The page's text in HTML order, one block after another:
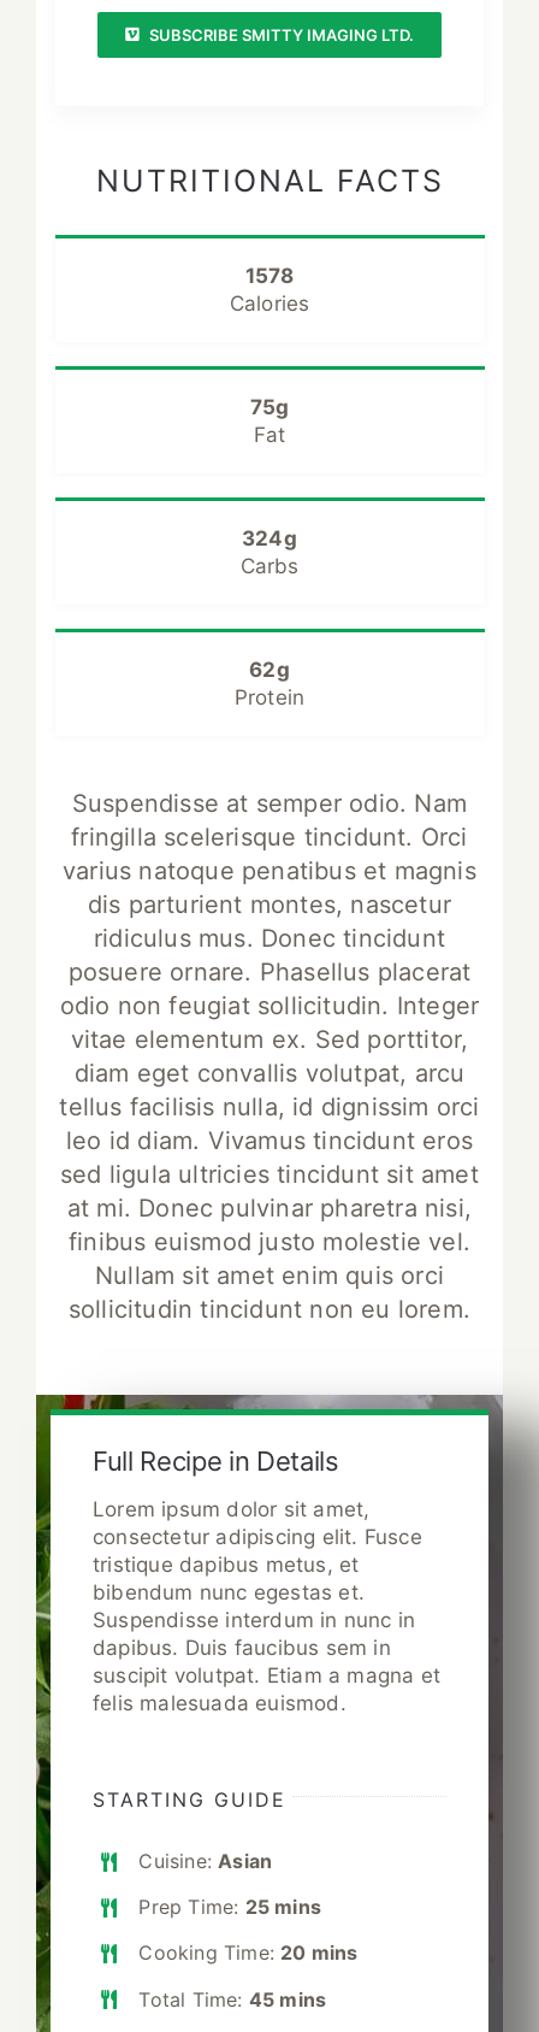
SUBSCRIBE SMITTY IMAGING LTD.
NUTRITIONAL FACTS
1578
Calories
75g
Fat
324g
Carbs
62g
Protein
Suspendisse at semper odio. Nam
fringilla scelerisque tincidunt. Orci
varius natoque penatibus et magnis
dis parturient montes, nascetur
ridiculus mus. Donec tincidunt
posuere ornare. Phasellus placerat
odio non feugiat sollicitudin. Integer
vitae elementum ex. Sed porttitor,
diam eget convallis volutpat, arcu
tellus facilisis nulla, id dignissim orci
leo id diam. Vivamus tincidunt eros
sed ligula ultricies tincidunt sit amet
at mi. Donec pulvinar pharetra nisi,
finibus euismod justo molestie vel.
Nullam sit amet enim quis orci
sollicitudin tincidunt non eu lorem.
Full Recipe in Details
Lorem ipsum dolor sit amet,
consectetur adipiscing elit. Fusce
tristique dapibus metus, et
bibendum nunc egestas et.
Suspendisse interdum in nunc in
dapibus. Duis faucibus sem in
suscipit volutpat. Etiam a magna et
felis malesuada euismod.
STARTING GUIDE
Cuisine:Asian
Prep Time: 25 mins
Cooking Time: 20 mins
Total Time: 45 mins